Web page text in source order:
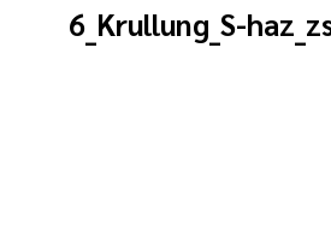
6_Krullung_S-